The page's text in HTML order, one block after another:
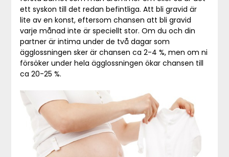
ett syskon till det redan befintliga. Att bli gravid är
lite av en konst, eftersom chansen att bli gravid
varje månad inte är speciellt stor. Om du och din
partner är intima under de två dagar som
ägglossningen sker är chansen ca 2-4 %, men om ni
försöker under hela ägglossningen ökar chansen till
ca 20-25 %.